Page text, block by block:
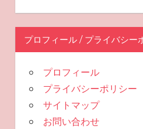
プロフィール / プライバシー
プロフィール
プライバシーポリシー
サイトマップ
お問い合わせ